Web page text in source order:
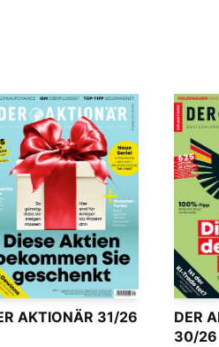
AKTIONÄR 31/26
DER
30/26